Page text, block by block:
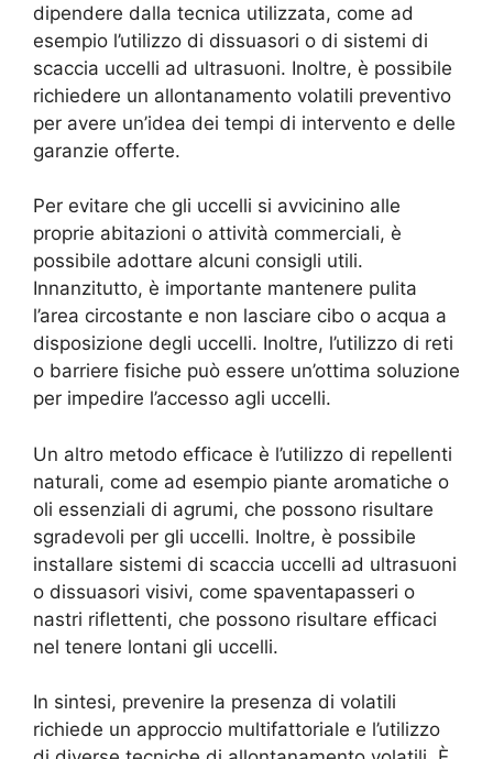
dipendere dalla tecnica utilizzata, come ad
esempio l’utilizzo di dissuasori o di sistemi di
scaccia uccelli ad ultrasuoni. Inoltre, è possibile
richiedere un allontanamento volatili preventivo
per avere un’idea dei tempi di intervento e delle
garanzie offerte.
Per evitare che gli uccelli si avvicinino alle
proprie abitazioni o attività commerciali, è
possibile adottare alcuni consigli utili.
Innanzitutto, è importante mantenere pulita
l’area circostante e non lasciare cibo o acqua a
disposizione degli uccelli. Inoltre, l’utilizzo di reti
o barriere fisiche può essere un’ottima soluzione
per impedire l’accesso agli uccelli.
Un altro metodo efficace è l’utilizzo di repellenti
naturali, come ad esempio piante aromatiche o
oli essenziali di agrumi, che possono risultare
sgradevoli per gli uccelli. Inoltre, è possibile
installare sistemi di scaccia uccelli ad ultrasuoni
o dissuasori visivi, come spaventapasseri o
nastri riflettenti, che possono risultare efficaci
nel tenere lontani gli uccelli.
In sintesi, prevenire la presenza di volatili
richiede un approccio multifattoriale e l’utilizzo